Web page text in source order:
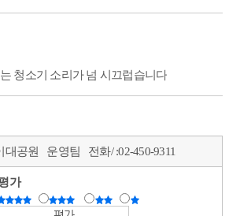
청소기 소리가 넘 시끄럽습니다
대공원 운영팀 전화/ :02-450-9311
가